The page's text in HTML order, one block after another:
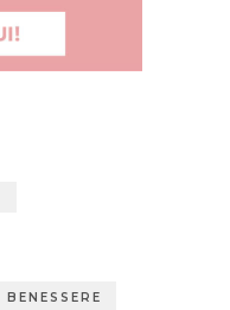
BENESSERE